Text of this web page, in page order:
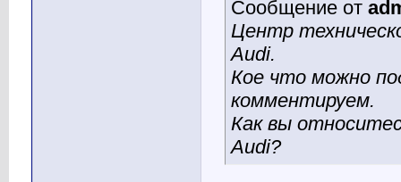
Сообщение от
Центр
Audi.
Кое что можно
комментируем.
Как вы
Audi?